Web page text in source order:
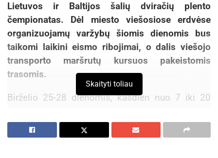
Lietuvos ir Baltijos šalių dviračių plento
čempionatas. Dėl miesto viešosiose erdvėse
organizuojamų varžybų šiomis dienomis bus
taikomi laikini eismo ribojimai, o dalis viešojo
transporto maršrutų kursuos pakeistomis
trasomis.
Birželio 25-28 dienomis, kasdien nuo 7 iki 20
val., eismas bus draudžiamas Elektros gatvėje,
kur numatyta dviratininkų starto ir finišo vieta.
Varžybų trasa drieksis Elektros, A. Smetonos,
Skaityti toliau